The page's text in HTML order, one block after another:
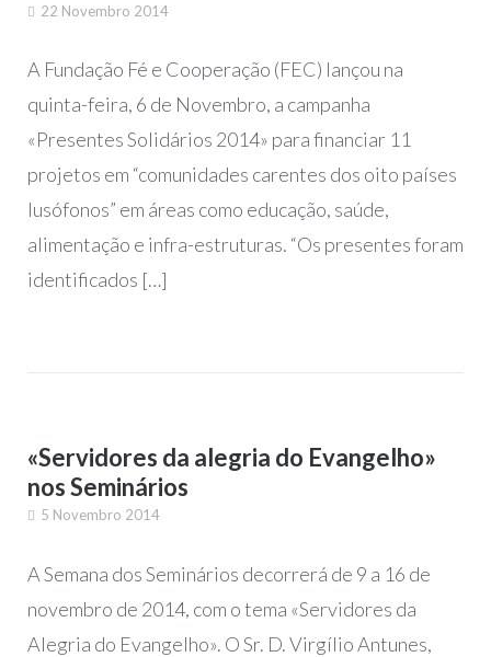
22 Novembro 2014
A Fundação Fé e Cooperação (FEC) lançou na
quinta-feira, 6 de Novembro, a campanha
«Presentes Solidários 2014» para financiar 11
projetos em “comunidades carentes dos oito países
lusófonos” em áreas como educação, saúde,
alimentação e infra-estruturas. “Os presentes foram
identificados […]
«Servidores da alegria do Evangelho»
nos Seminários
5 Novembro 2014
A Semana dos Seminários decorrerá de 9 a 16 de
novembro de 2014, com o tema «Servidores da
Alegria do Evangelho». O Sr. D. Virgílio Antunes,